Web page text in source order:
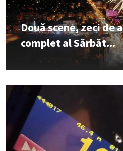
Două scene, zeci
complet al Sărbăt...